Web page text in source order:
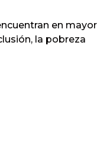
en mayor
la pobreza